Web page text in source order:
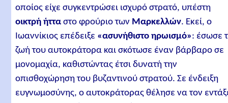
οποίος είχε συγκεντρώσει ισχυρό στρατό, υπέστη
οικτρή ήττα στο φρούριο των Μαρκελλών. Εκεί, ο
Ιωαννίκιος επέδειξε «ασυνήθιστο ηρωισμό»: έσωσε
ζωή του αυτοκράτορα και σκότωσε έναν βάρβαρο σε
μονομαχία, καθιστώντας έτσι δυνατή την
οπισθοχώρηση του βυζαντινού στρατού. Σε ένδειξη
ευγνωμοσύνης, ο αυτοκράτορας θέλησε να τον